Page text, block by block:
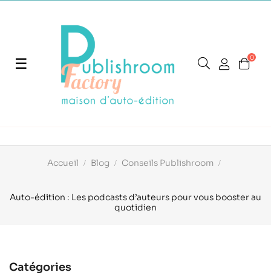
Basculer
navigation
☰ 0
Accueil Blog Conseils Publishroom
Auto-édition : Les podcasts d’auteurs pour vous booster au
quotidien
Catégories